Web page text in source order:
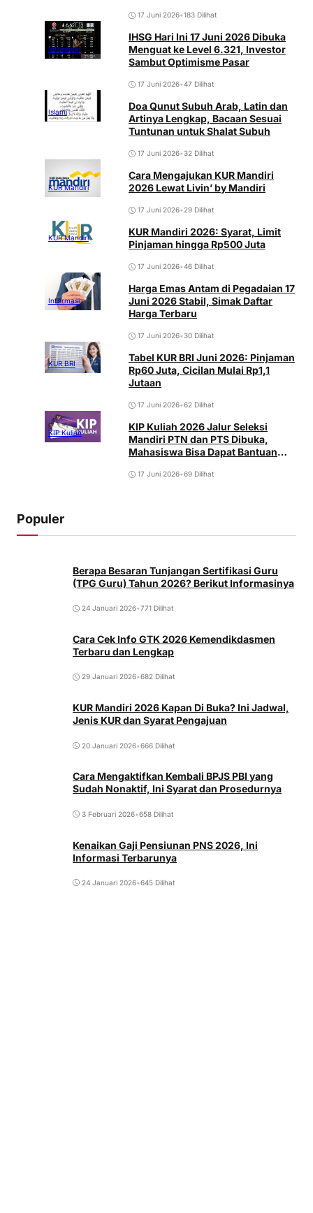
17 Juni 2026•183 Dilihat
Informasi
IHSG Hari Ini 17 Juni 2026 Dibuka
Menguat ke Level 6.321, Investor
Sambut Optimisme Pasar
17 Juni 2026•47 Dilihat
Islami
Doa Qunut Subuh Arab, Latin dan
Artinya Lengkap, Bacaan Sesuai
Tuntunan untuk Shalat Subuh
17 Juni 2026•32 Dilihat
KUR Mandiri
Cara Mengajukan KUR Mandiri
2026 Lewat Livin’ by Mandiri
17 Juni 2026• 29 Dilihat
KUR Mandiri
KUR Mandiri 2026: Syarat, Limit
Pinjaman hingga Rp500 Juta
17 Juni 2026•46 Dilihat
Informasi
Harga Emas Antam di Pegadaian 17
Juni 2026 Stabil, Simak Daftar
Harga Terbaru
17 Juni 2026•30 Dilihat
KUR BRI
Tabel KUR BRI Juni 2026: Pinjaman
Rp60 Juta, Cicilan Mulai Rp1,1
Jutaan
17 Juni 2026•62 Dilihat
KIP Kuliah
KIP Kuliah 2026 Jalur Seleksi
Mandiri PTN dan PTS Dibuka,
Mahasiswa Bisa Dapat Bantuan
17 Juni 2026•69 Dilihat
Populer
Berapa Besaran Tunjangan Sertifikasi Guru
(TPG Guru) Tahun 2026? Berikut Informasinya
24 Januari 2026•771 Dilihat
Cara Cek Info GTK 2026 Kemendikdasmen
Terbaru dan Lengkap
29 Januari 2026•682 Dilihat
KUR Mandiri 2026 Kapan Di Buka? Ini Jadwal,
Jenis KUR dan Syarat Pengajuan
20 Januari 2026•666 Dilihat
Cara Mengaktifkan Kembali BPJS PBI yang
Sudah Nonaktif, Ini Syarat dan Prosedurnya
3 Februari 2026•658 Dilihat
Kenaikan Gaji Pensiunan PNS 2026, Ini
Informasi Terbarunya
24 Januari 2026•645 Dilihat